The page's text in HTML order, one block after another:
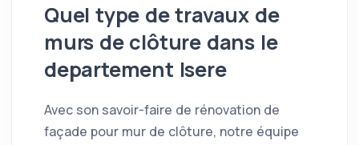
Quel type de travaux de
murs de clôture dans le
departement Isere
Avec son savoir-faire de rénovation de
façade pour mur de clôture, notre équipe